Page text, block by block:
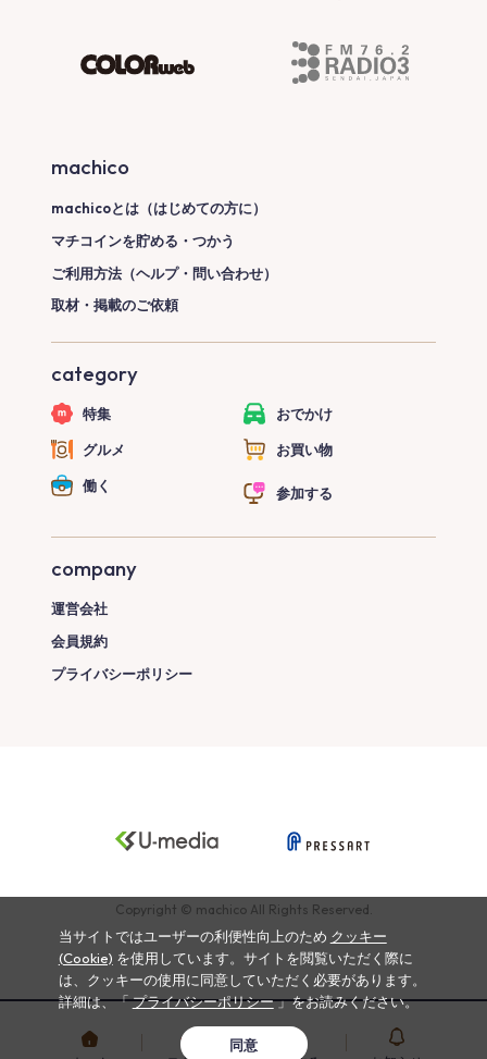
machico
machicoとは（はじめての方に）
マチコインを貯める・つかう
ご利用方法（ヘルプ・問い合わせ）
取材・掲載のご依頼
category
特集 おでかけ
グルメ お買い物
働く 参加する
company
運営会社
会員規約
プライバシーポリシー
Copyright © machico All Rights Reserved.
当サイトではユーザーの利便性向上のため クッキー
(Cookie) を使用しています。サイトを閲覧いただく際に
は、クッキーの使用に同意していただく必要があります。
詳細は、「プライバシーポリシー」をお読みください。
同意